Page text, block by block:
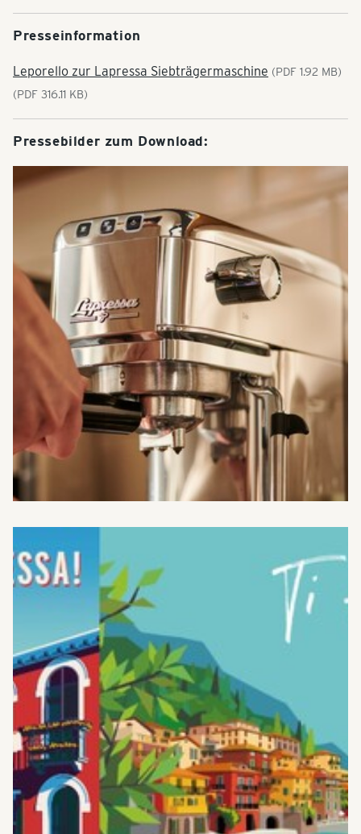
Presseinformation
Leporello zur Lapressa Siebträgermaschine (PDF 1.92 MB)
(PDF 316.11 KB)
Pressebilder zum Download: